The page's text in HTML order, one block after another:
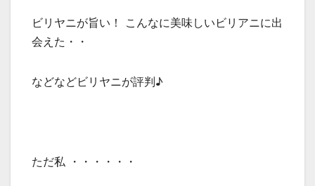
ビリヤニが旨い！ こんなに美味しいビリアニに出
会えた・・
などなどビリヤニが評判♪
ただ私 ・・・・・・